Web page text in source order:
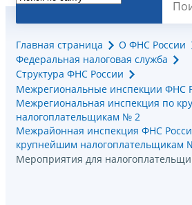
Главная страница
О ФНС России
Федеральная налоговая служба
Структура ФНС России
Межрегиональные инспекции ФНС
Межрегиональная инспекция по
налогоплательщикам № 2
Межрайонная инспекция ФНС
крупнейшим налогоплательщикам
Мероприятия для